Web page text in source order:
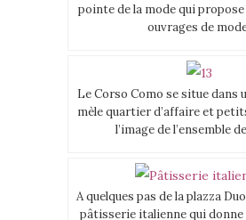
pointe de la mode qui
ouvrages de
Le Corso Como se situe dans
mèle quartier d’affaire et
l’image de l’ensemble
A quelques pas de la plazza
pâtisserie italienne qui